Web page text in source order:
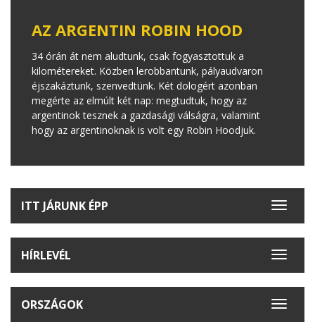
AZ ARGENTIN ROBIN HOOD
34 órán át nem aludtunk, csak fogyasztottuk a
kilométereket. Közben lerobbantunk, pályaudvaron
éjszakáztunk, szenvedtünk. Két dologért azonban
megérte az elmúlt két nap: megtudtuk, hogy az
argentinok tesznek a gazdasági válságra, valamint
hogy az argentinoknak is volt egy Robin Hoodjuk.
Toggle
ITT JÁRUNK ÉPP
Toggle
HÍRLEVÉL
Toggle
ORSZÁGOK